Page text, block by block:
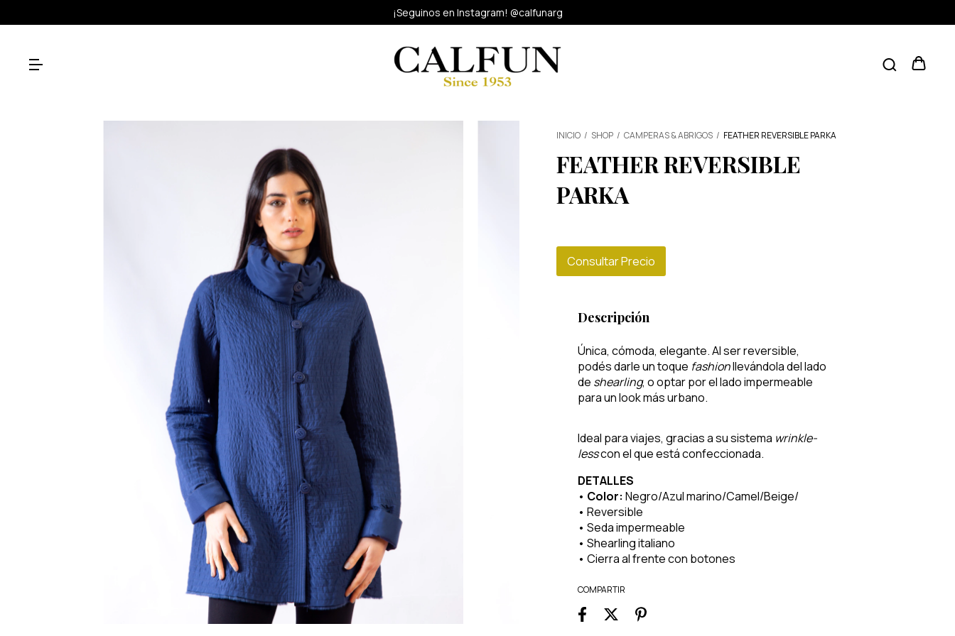
¡Seguinos en Instagram! @calfunarg
INICIO / SHOP / CAMPERAS & ABRIGOS / FEATHER REVERSIBLE PARKA
FEATHER REVERSIBLE
PARKA
Consultar Precio
Descripción
Única, cómoda, elegante. Al ser reversible,
podés darle un toque fashionllevándola del lado
de shearling, o optar por el lado impermeable
para un look más urbano.
Ideal para viajes, gracias a su sistema wrinkle-
lesscon el que está confeccionada.
DETALLES
• Color: Negro/Azul marino/Camel/Beige/
• Reversible
• Seda impermeable
• Shearling italiano
• Cierra al frente con botones
COMPARTIR